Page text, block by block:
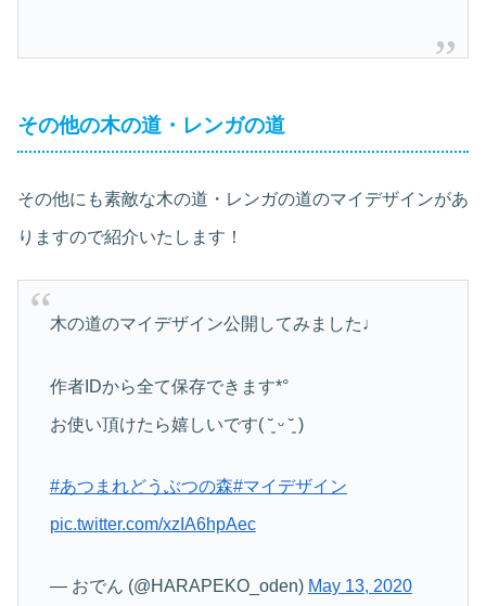
その他の木の道・レンガの道
その他にも素敵な木の道・レンガの道のマイデザインがあ
りますので紹介いたします！
木の道のマイデザイン公開してみました♩
作者IDから全て保存できます*°
お使い頂けたら嬉しいです( ˘͈ ᵕ ˘͈ )
#あつまれどうぶつの森#マイデザイン
pic.twitter.com/xzIA6hpAec
— おでん (@HARAPEKO_oden) May 13, 2020